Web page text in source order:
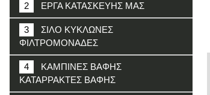
2 ΕΡΓΑ ΚΑΤΑΣΚΕΥΗΣ ΜΑΣ
3
ΣΙΛΟ ΚΥΚΛΩΝΕΣ
ΦΙΛΤΡΟΜΟΝΑΔΕΣ
4
ΚΑΜΠΙΝΕΣ ΒΑΦΗΣ
ΚΑΤΑΡΡΑΚΤΕΣ ΒΑΦΗΣ